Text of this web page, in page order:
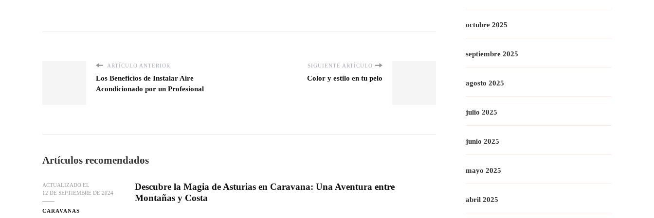
ARTÍCULO ANTERIOR
Los Beneficios de Instalar Aire
Acondicionado por un Profesional
SIGUIENTE ARTÍCULO
Color y estilo en tu pelo
Artículos recomendados
ACTUALIZADO EL
12 DE SEPTIEMBRE DE 2024
CARAVANAS
Descubre la Magia de Asturias en Caravana: Una Aventura entre
Montañas y Costa
octubre 2025
septiembre 2025
agosto 2025
julio 2025
junio 2025
mayo 2025
abril 2025